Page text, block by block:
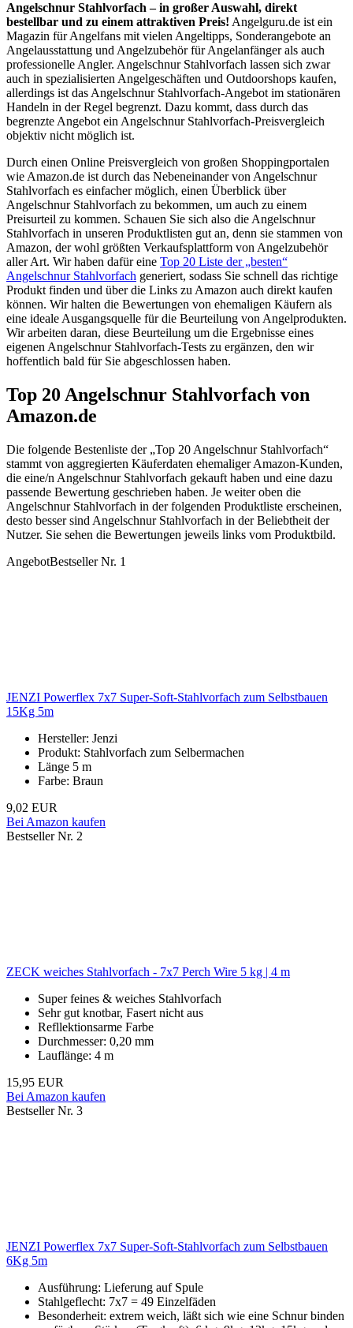
Angelschnur Stahlvorfach – in großer Auswahl, direkt
bestellbar und zu einem attraktiven Preis! Angelguru.de ist ein
Magazin für Angelfans mit vielen Angeltipps, Sonderangebote an
Angelausstattung und Angelzubehör für Angelanfänger als auch
professionelle Angler. Angelschnur Stahlvorfach lassen sich zwar
auch in spezialisierten Angelgeschäften und Outdoorshops kaufen,
allerdings ist das Angelschnur Stahlvorfach-Angebot im stationären
Handeln in der Regel begrenzt. Dazu kommt, dass durch das
begrenzte Angebot ein Angelschnur Stahlvorfach-Preisvergleich
objektiv nicht möglich ist.
Durch einen Online Preisvergleich von großen Shoppingportalen
wie Amazon.de ist durch das Nebeneinander von Angelschnur
Stahlvorfach es einfacher möglich, einen Überblick über
Angelschnur Stahlvorfach zu bekommen, um auch zu einem
Preisurteil zu kommen. Schauen Sie sich also die Angelschnur
Stahlvorfach in unseren Produktlisten gut an, denn sie stammen von
Amazon, der wohl größten Verkaufsplattform von Angelzubehör
aller Art. Wir haben dafür eine Top 20 Liste der „besten“
Angelschnur Stahlvorfach generiert, sodass Sie schnell das richtige
Produkt finden und über die Links zu Amazon auch direkt kaufen
können. Wir halten die Bewertungen von ehemaligen Käufern als
eine ideale Ausgangsquelle für die Beurteilung von Angelprodukten.
Wir arbeiten daran, diese Beurteilung um die Ergebnisse eines
eigenen Angelschnur Stahlvorfach-Tests zu ergänzen, den wir
hoffentlich bald für Sie abgeschlossen haben.
Top 20 Angelschnur Stahlvorfach von
Amazon.de
Die folgende Bestenliste der „Top 20 Angelschnur Stahlvorfach“
stammt von aggregierten Käuferdaten ehemaliger Amazon-Kunden,
die eine/n Angelschnur Stahlvorfach gekauft haben und eine dazu
passende Bewertung geschrieben haben. Je weiter oben die
Angelschnur Stahlvorfach in der folgenden Produktliste erscheinen,
desto besser sind Angelschnur Stahlvorfach in der Beliebtheit der
Nutzer. Sie sehen die Bewertungen jeweils links vom Produktbild.
AngebotBestseller Nr. 1
JENZI Powerflex 7x7 Super-Soft-Stahlvorfach zum Selbstbauen
15Kg 5m
Hersteller: Jenzi
Produkt: Stahlvorfach zum Selbermachen
Länge 5 m
Farbe: Braun
9,02 EUR
Bei Amazon kaufen
Bestseller Nr. 2
ZECK weiches Stahlvorfach - 7x7 Perch Wire 5 kg | 4 m
Super feines & weiches Stahlvorfach
Sehr gut knotbar, Fasert nicht aus
Refllektionsarme Farbe
Durchmesser: 0,20 mm
Lauflänge: 4 m
15,95 EUR
Bei Amazon kaufen
Bestseller Nr. 3
JENZI Powerflex 7x7 Super-Soft-Stahlvorfach zum Selbstbauen
6Kg 5m
Ausführung: Lieferung auf Spule
Stahlgeflecht: 7x7 = 49 Einzelfäden
Besonderheit: extrem weich, läßt sich wie eine Schnur binden